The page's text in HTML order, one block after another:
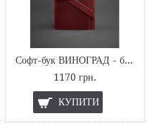
Софт-бук ВИНОГРАД - бордовий
1170 грн.
КУПИТИ